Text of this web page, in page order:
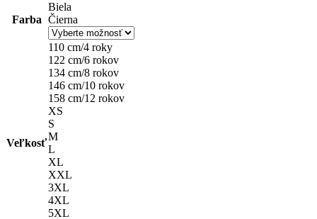
Farba
Biela
Čierna
Veľkosť
110 cm/4 roky
122 cm/6 rokov
134 cm/8 rokov
146 cm/10 rokov
158 cm/12 rokov
XS
S
M
L
XL
XXL
3XL
4XL
5XL